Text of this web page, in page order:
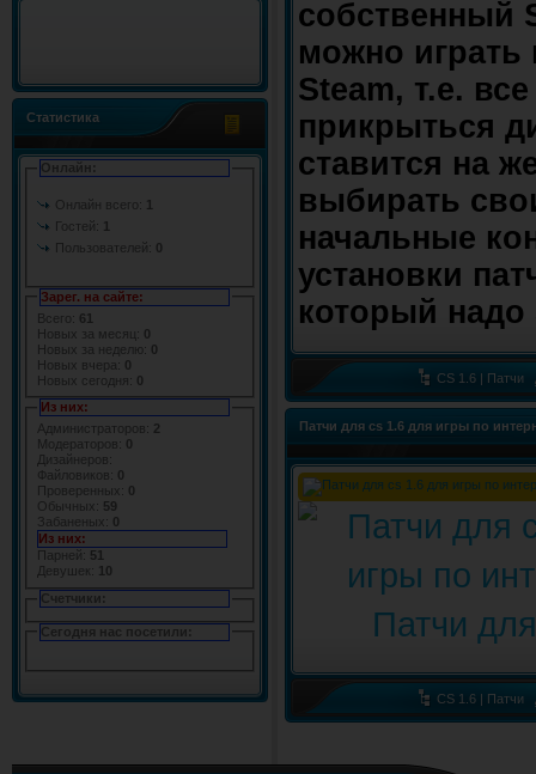
Статистика
Онлайн:
Онлайн всего: 1
Гостей: 1
Пользователей: 0
Зарег. на сайте:
Всего: 61
Новых за месяц: 0
Новых за неделю: 0
Новых вчера: 0
Новых сегодня: 0
Из них:
Администраторов: 2
Модераторов: 0
Дизайнеров:
Файловиков: 0
Проверенных: 0
Обычных: 59
Забаненых: 0
Из них:
Парней: 51
Девушек:
10
Счетчики:
Сегодня нас посетили:
собственный
можно играть
Steam, т.е.
прикрыться
ставится на
выбирать
начальные
установки
который надо
CS 1.6 | Патчи
Патчи для cs 1.6 для игры по
CS 1.6 | Патчи